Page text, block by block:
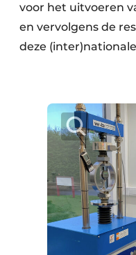
voor het uitvoeren
en vervolgens de
deze